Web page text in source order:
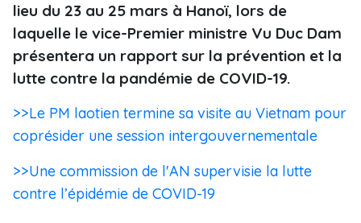
lieu du 23 au 25 mars à Hanoï, lors de
laquelle le vice-Premier ministre Vu Duc Dam
présentera un rapport sur la prévention et la
lutte contre la pandémie de COVID-19.
>>Le PM laotien termine sa visite au Vietnam pour
coprésider une session intergouvernementale
>>Une commission de l'AN supervisie la lutte
contre l’épidémie de COVID-19